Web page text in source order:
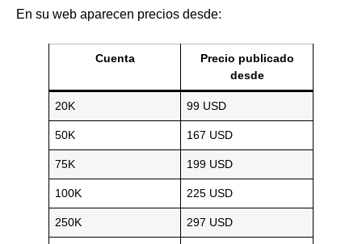
En su web aparecen precios desde:
Cuenta
Precio publicado
desde
20K 99 USD
50K 167 USD
75K 199 USD
100K 225 USD
250K 297 USD